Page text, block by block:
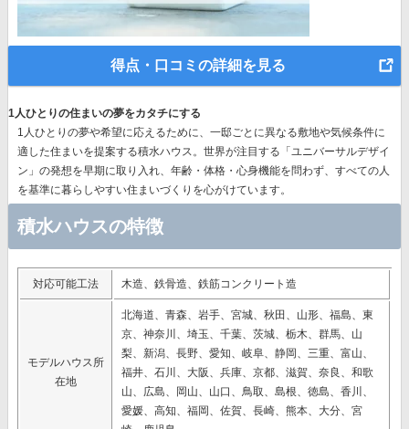
得点・口コミの詳細を見る
1人ひとりの住まいの夢をカタチにする
1人ひとりの夢や希望に応えるために、一邸ごとに異なる敷地や気候条件に
適した住まいを提案する積水ハウス。世界が注目する 「ユニバーサルデザイ
ン」の発想を早期に取り入れ、年齢・体格・心身機能を問わず、すべての人
を基準に暮らしやすい住まいづくりを心がけています。
積水ハウスの特徴
対応可能工法 木造、鉄骨造、鉄筋コンクリート造
モデルハウス所
在地
北海道、青森、岩手、宮城、秋田、山形、福島、東
京、神奈川、埼玉、千葉、茨城、栃木、群馬、山
梨、新潟、長野、愛知、岐阜、静岡、三重、富山、
福井、石川、大阪、兵庫、京都、滋賀、奈良、和歌
山、広島、岡山、山口、鳥取、島根、徳島、香川、
愛媛、高知、福岡、佐賀、長崎、熊本、大分、宮